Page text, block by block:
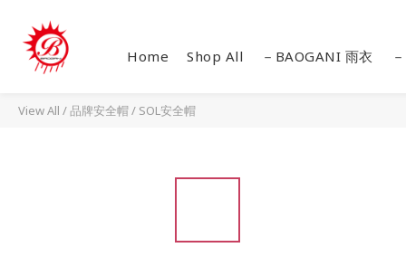
Home Shop All －BAOGANI 雨衣
View All /品牌安全帽/ SOL安全帽